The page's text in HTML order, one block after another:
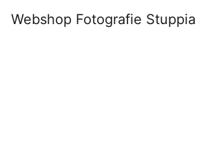
Webshop Fotografie